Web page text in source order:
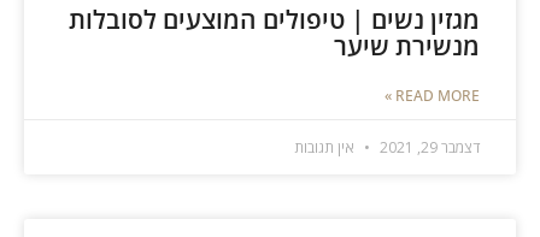
מגזין נשים | טיפולים המוצעים לסובלות
מנשירת שיער
READ MORE »
דצמבר 29, 2021 אין תגובות